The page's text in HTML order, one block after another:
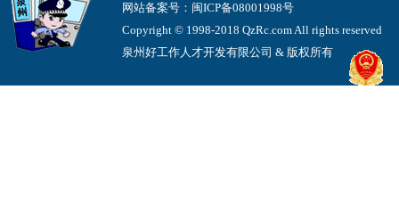
网站备案号：闽ICP备08001998号
Copyright © 1998-2018 QzRc.com All rights reserved
泉州好工作人才开发有限公司 & 版权所有